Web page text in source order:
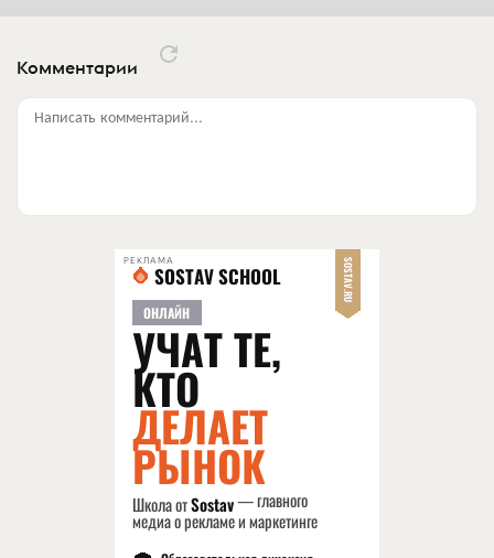
Комментарии
Написать комментарий...
РЕКЛАМА